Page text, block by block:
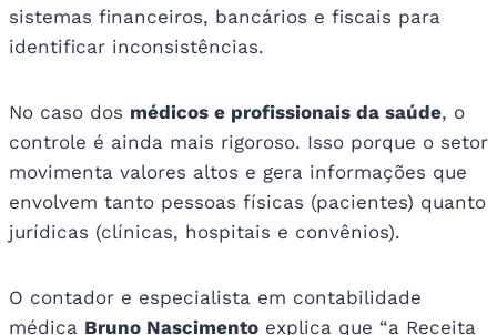
sistemas financeiros, bancários e fiscais para
identificar inconsistências.
No caso dos médicos e profissionais da saúde, o
controle é ainda mais rigoroso. Isso porque o setor
movimenta valores altos e gera informações que
envolvem tanto pessoas físicas (pacientes) quanto
jurídicas (clínicas, hospitais e convênios).
O contador e especialista em contabilidade
médica Bruno Nascimento explica que “a Receita